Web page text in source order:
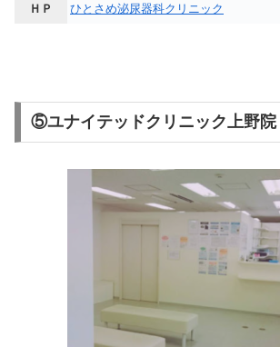
ＨＰ ひとさめ泌尿器科クリニック
⑤ユナイテッドクリニック上野院